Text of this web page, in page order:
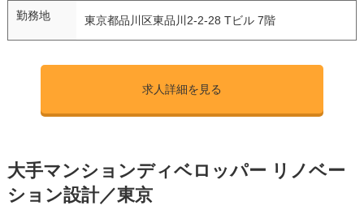
勤務地 東京都品川区東品川2-2-28 Tビル 7階
求人詳細を見る
大手マンションディベロッパー リノベー
ション設計／東京